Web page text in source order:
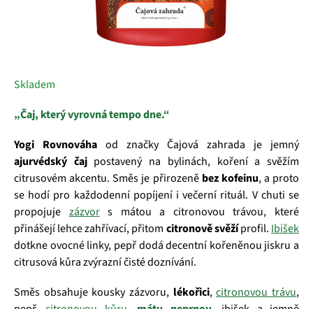
Skladem
„Čaj, který vyrovná tempo dne.“
Yogi Rovnováha od značky Čajová zahrada je jemný
ajurvédský čajpostavený na bylinách, koření a svěžím
citrusovém akcentu. Směs je přirozeně bez kofeinu, a proto
se hodí pro každodenní popíjení i večerní rituál. V chuti se
propojuje zázvors mátou a citronovou trávou, které
přinášejí lehce zahřívací, přitom citronově svěžíprofil. Ibišek
dotkne ovocné linky, pepř dodá decentní kořeněnou jiskru a
citrusová kůra zvýrazní čisté doznívání.
Směs obsahuje kousky zázvoru, lékořici,citronovou trávu,